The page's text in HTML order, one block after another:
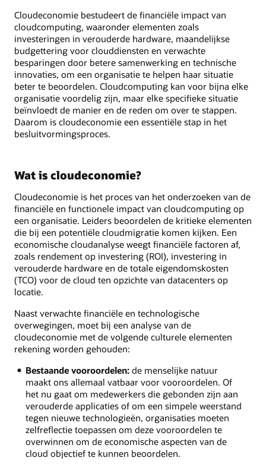
Cloudeconomie bestudeert de financiële impact van
cloudcomputing, waaronder elementen zoals
investeringen in verouderde hardware, maandelijkse
budgettering voor clouddiensten en verwachte
besparingen door betere samenwerking en technische
innovaties, om een organisatie te helpen haar situatie
beter te beoordelen. Cloudcomputing kan voor bijna elke
organisatie voordelig zijn, maar elke specifieke situatie
beïnvloedt de manier en de reden om over te stappen.
Daarom is cloudeconomie een essentiële stap in het
besluitvormingsproces.
Wat is cloudeconomie?
Cloudeconomie is het proces van het onderzoeken van de
financiële en functionele impact van cloudcomputing op
een organisatie. Leiders beoordelen de kritieke elementen
die bij een potentiële cloudmigratie komen kijken. Een
economische cloudanalyse weegt financiële factoren af,
zoals rendement op investering (ROI), investering in
verouderde hardware en de totale eigendomskosten
(TCO) voor de cloud ten opzichte van datacenters op
locatie.
Naast verwachte financiële en technologische
overwegingen, moet bij een analyse van de
cloudeconomie met de volgende culturele elementen
rekening worden gehouden:
Bestaande vooroordelen:de menselijke natuur
maakt ons allemaal vatbaar voor vooroordelen. Of
het nu gaat om medewerkers die gebonden zijn aan
verouderde applicaties of om een simpele weerstand
tegen nieuwe technologieën, organisaties moeten
zelfreflectie toepassen om deze vooroordelen te
overwinnen om de economische aspecten van de
cloud objectief te kunnen beoordelen.